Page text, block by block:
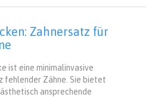
Zahnersatz für
ist eine minimalinvasive
fehlender Zähne. Sie bietet
ansprechende